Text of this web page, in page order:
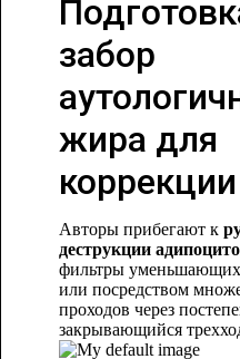
забор
жира для
Авторы прибегают к
деструкции
фильтры
или посредством
проходов через
закрывающийся